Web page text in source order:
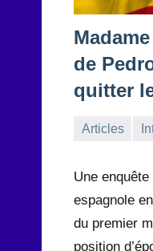
de
quitter
Articles
Une
espagnole
du premier
position